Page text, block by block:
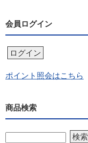
会員ログイン
ログイン
ポイント照会はこちら
商品検索
検索